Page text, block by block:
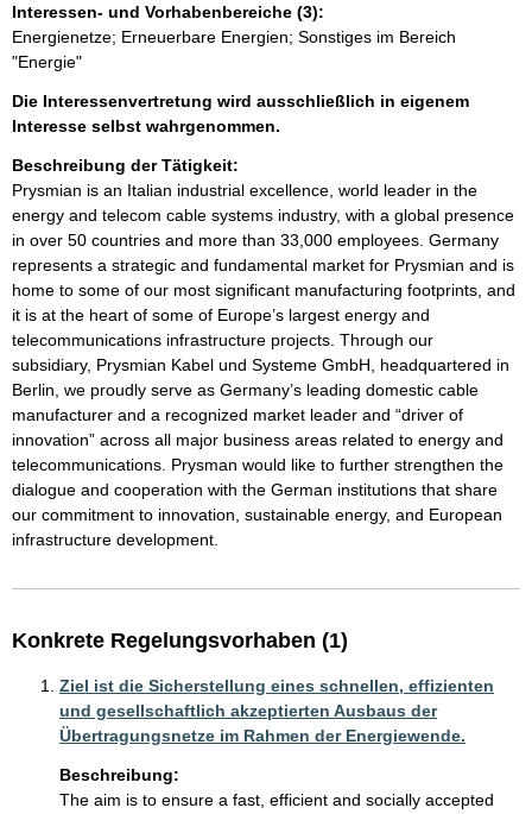
Interessen- und Vorhabenbereiche (3):
Energienetze; Erneuerbare Energien; Sonstiges im Bereich
"Energie"
Die Interessenvertretung wird ausschließlich in eigenem
Interesse selbst wahrgenommen.
Beschreibung der Tätigkeit:
Prysmian is an Italian industrial excellence, world leader in the
energy and telecom cable systems industry, with a global presence
in over 50 countries and more than 33,000 employees. Germany
represents a strategic and fundamental market for Prysmian and is
home to some of our most significant manufacturing footprints, and
it is at the heart of some of Europe’s largest energy and
telecommunications infrastructure projects. Through our
subsidiary, Prysmian Kabel und Systeme GmbH, headquartered in
Berlin, we proudly serve as Germany’s leading domestic cable
manufacturer and a recognized market leader and “driver of
innovation” across all major business areas related to energy and
telecommunications. Prysman would like to further strengthen the
dialogue and cooperation with the German institutions that share
our commitment to innovation, sustainable energy, and European
infrastructure development.
Konkrete Regelungsvorhaben (1)
Ziel ist die Sicherstellung eines schnellen, effizienten
und gesellschaftlich akzeptierten Ausbaus der
Übertragungsnetze im Rahmen der Energiewende.
Beschreibung:
The aim is to ensure a fast, efficient and socially accepted